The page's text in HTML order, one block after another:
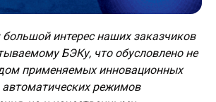
интерес наших заказчиков
БЭКу, что обусловлено не
применяемых инновационных
режимов